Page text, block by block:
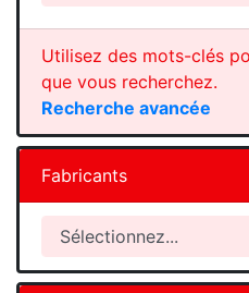
Utilisez des mots-clés
que vous recherchez.
Recherche avancée
Fabricants